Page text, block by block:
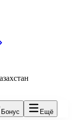
Бонус Ещё